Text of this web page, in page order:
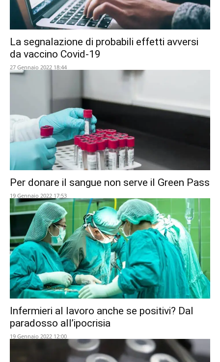
La segnalazione di probabili effetti avversi
da vaccino Covid-19
27 Gennaio 2022 18:44
Per donare il sangue non serve il Green Pass
19 Gennaio 2022 17:53
Infermieri al lavoro anche se positivi? Dal
paradosso all’ipocrisia
19 Gennaio 2022 12:00